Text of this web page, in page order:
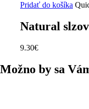
Pridať do košíka
Natural
9.30€
Možno by sa